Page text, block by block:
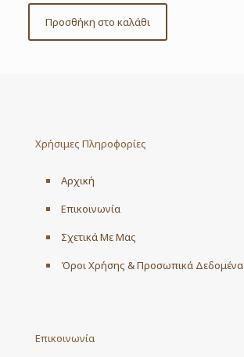
Προσθήκη στο καλάθι
Χρήσιμες Πληροφορίες
Αρχική
Επικοινωνία
Σχετικά Με Μας
Όροι Χρήσης & Προσωπικά Δεδομένα
Επικοινωνία